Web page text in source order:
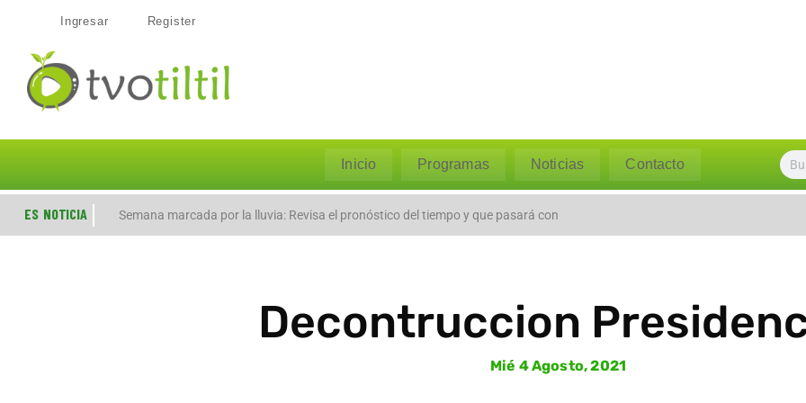
Ingresar Register
Inicio Programas Noticias Contacto
ES NOTICIA
Semana marcada por la lluvia: Revisa el pronóstico del tiempo y que pasará con
Evacúan preventivamente a familias por aumento del caudal del río Polpaico ant
Decontruccion
Mié 4 Agosto, 2021